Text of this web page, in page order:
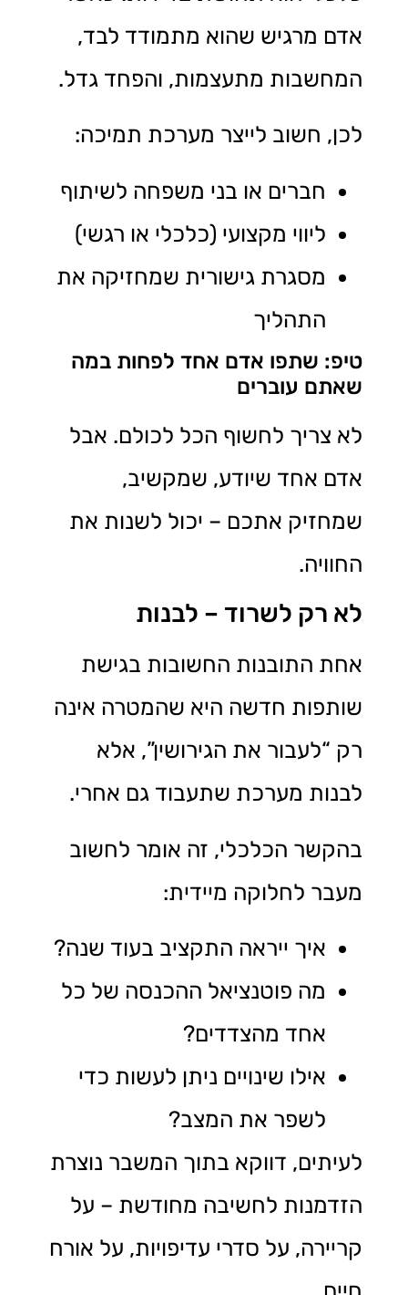
אדם מרגיש שהוא מתמודד לבד,
המחשבות מתעצמות, והפחד גדל.
לכן, חשוב לייצר מערכת תמיכה:
חברים או בני משפחה לשיתוף
ליווי מקצועי (כלכלי או רגשי)
מסגרת גישורית שמחזיקה את
התהליך
טיפ: שתפו אדם אחד לפחות במה
שאתם עוברים
לא צריך לחשוף הכל לכולם. אבל
אדם אחד שיודע, שמקשיב,
שמחזיק אתכם – יכול לשנות את
החוויה.
לא רק לשרוד – לבנות
אחת התובנות החשובות בגישת
שותפות חדשה היא שהמטרה אינה
רק “לעבור את הגירושין”, אלא
לבנות מערכת שתעבוד גם אחרי.
בהקשר הכלכלי, זה אומר לחשוב
מעבר לחלוקה מיידית:
איך ייראה התקציב בעוד שנה?
מה פוטנציאל ההכנסה של כל
אחד מהצדדים?
אילו שינויים ניתן לעשות כדי
לשפר את המצב?
לעיתים, דווקא בתוך המשבר נוצרת
הזדמנות לחשיבה מחודשת – על
קריירה, על סדרי עדיפויות, על אורח